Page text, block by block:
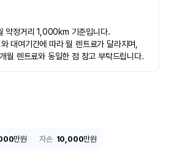
약정거리 1,000km 기준입니다.
대여기간에 따라 월 렌트료가 달라지며,
월 렌트료와 동일한 점 참고 부탁드립니다.
만원 자손 10,000만원